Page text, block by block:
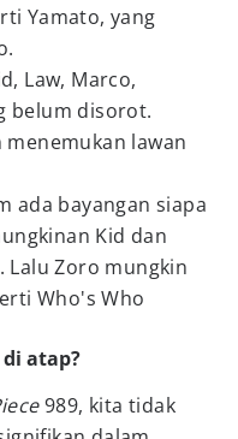
Yamato, yang
Law, Marco,
belum disorot.
lawan
ada bayangan siapa
Kid dan
Lalu Zoro mungkin
Who's Who
atap?
989, kita tidak